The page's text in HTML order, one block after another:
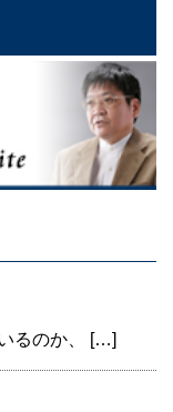
るのか、 […]